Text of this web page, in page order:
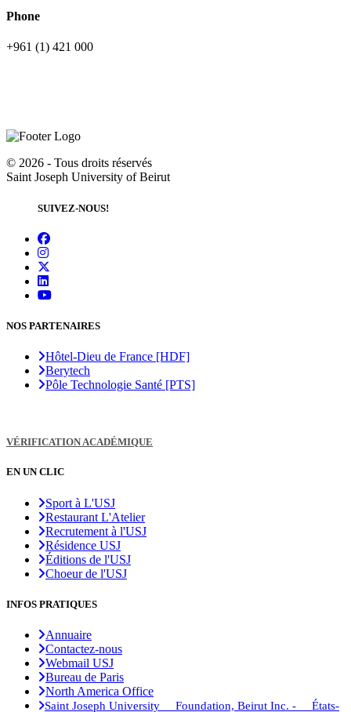
Phone
+961 (1) 421 000
© 2026 - Tous droits réservés
Saint Joseph University of Beirut
SUIVEZ-NOUS!
NOS PARTENAIRES
Hôtel-Dieu de France [HDF]
Berytech
Pôle Technologie Santé [PTS]
VÉRIFICATION ACADÉMIQUE
EN UN CLIC
Sport à L'USJ
Restaurant L'Atelier
Recrutement à l'USJ
Résidence USJ
Éditions de l'USJ
Choeur de l'USJ
INFOS PRATIQUES
Annuaire
Contactez-nous
Webmail USJ
Bureau de Paris
North America Office
Saint Joseph University Foundation, Beirut Inc. - États-